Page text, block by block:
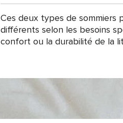
Ces deux types de sommiers
différents selon les besoins
confort ou la durabilité de la